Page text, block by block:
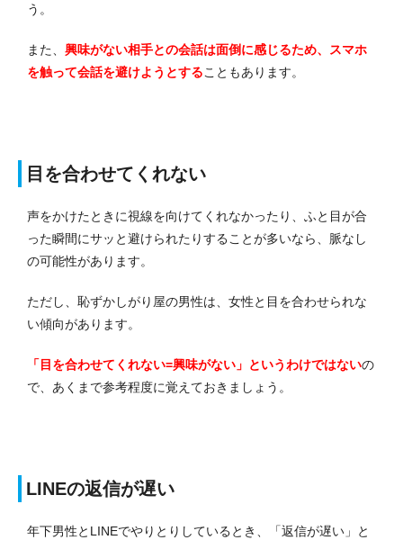
う。
また、 興味がない相手との会話は面倒に感じるため、スマホ
を触って会話を避けようとすることもあります。
目を合わせてくれない
声をかけたときに視線を向けてくれなかったり、ふと目が合
った瞬間にサッと避けられたりすることが多いなら、脈なし
の可能性があります。
ただし、恥ずかしがり屋の男性は、女性と目を合わせられな
い傾向があります。
「目を合わせてくれない=興味がない」というわけではないの
で、あくまで参考程度に覚えておきましょう。
LINEの返信が遅い
年下男性とLINEでやりとりしているとき、「返信が遅い」と